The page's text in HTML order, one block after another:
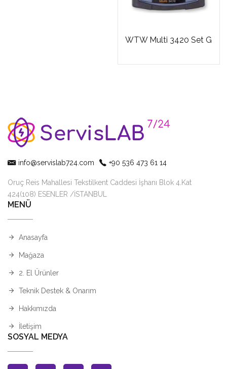
WTW Multi 3420 Set G
info@servislab724.com +90 536 473 61 14
Oruç Reis Mahallesi Tekstilkent Caddesi İşhanı Blok 4.Kat
424(108) ESENLER /İSTANBUL
MENÜ
Anasayfa
Mağaza
2. El Ürünler
Teknik Destek & Onarım
Hakkımızda
İletişim
SOSYAL MEDYA